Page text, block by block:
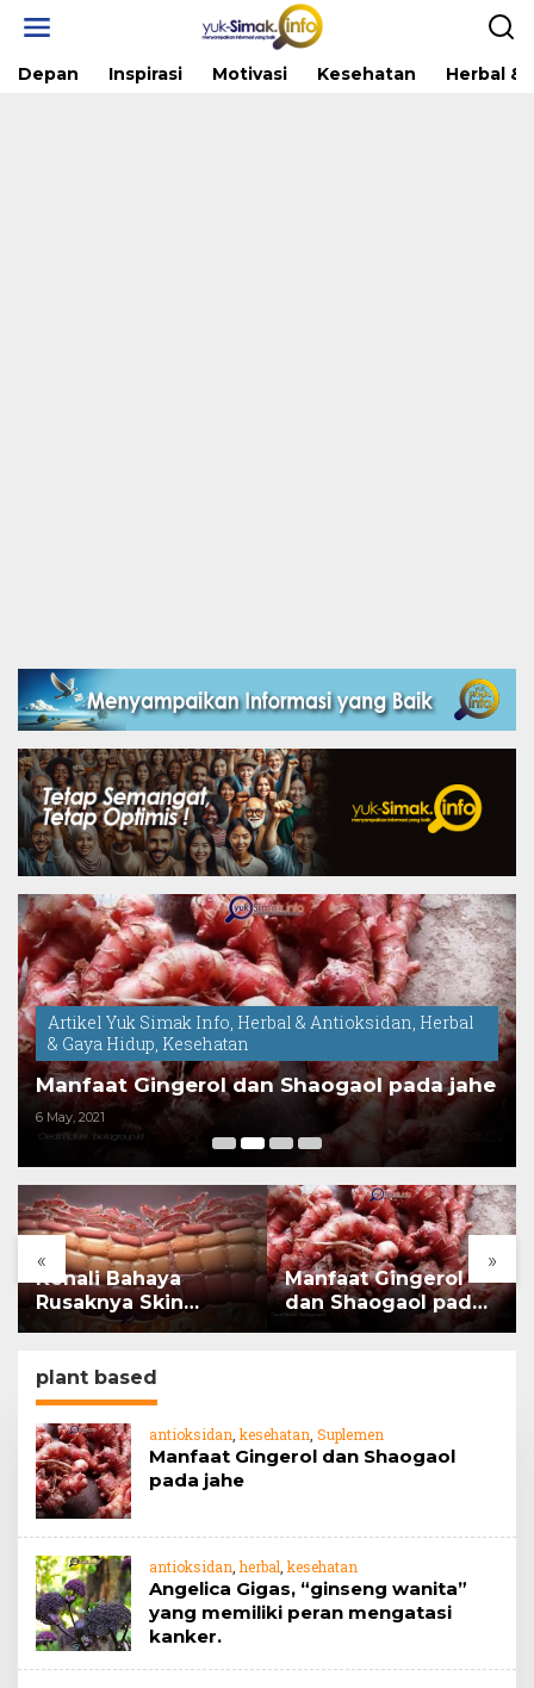
Depan Inspirasi Motivasi Kesehatan Herbal &
Artikel Yuk Simak Info, Herbal & Antioksidan, Herbal
& Gaya Hidup, Kesehatan
Manfaat Gingerol dan Shaogaol pada jahe
6 May, 2021
« »
Kenali Bahaya
Rusaknya Skin
Barrier
Manfaat Gingerol
dan Shaogaol pada
plant based
antioksidan kesehatan Suplemen
Manfaat Gingerol dan Shaogaol
pada jahe
antioksidan ,herbal kesehatan
Angelica Gigas, “ginseng wanita”
yang memiliki peran mengatasi
kanker.